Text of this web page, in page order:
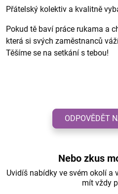
Přátelský kolektiv a kvalitně
Pokud tě baví práce rukama a
která si svých zaměstnanců
Těšíme se na setkání s tebou!
ODPOVĚDĚT
Nebo zkus
Uvidíš nabídky ve svém okolí a
mít vždy